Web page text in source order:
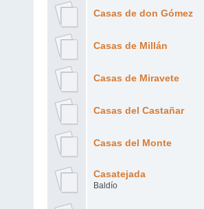
Casas de don Gómez
Casas de Millán
Casas de Miravete
Casas del Castañar
Casas del Monte
Casatejada
Baldío